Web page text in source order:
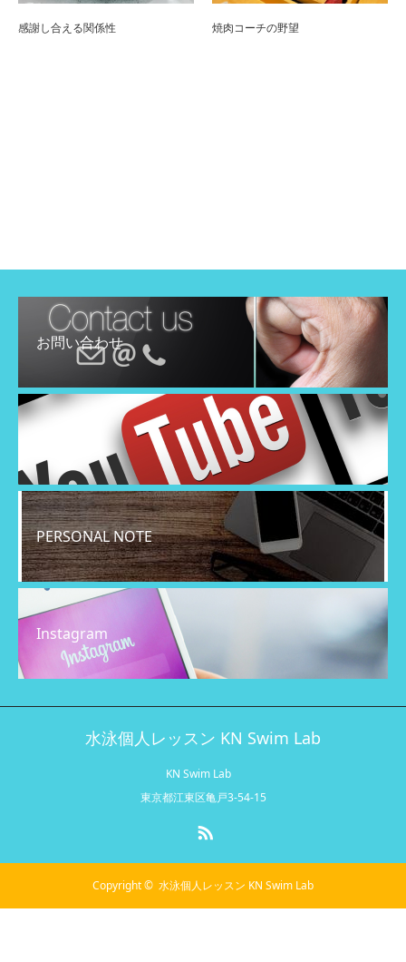
感謝し合える関係性 焼肉コーチの野望
お問い合わせ
PERSONAL NOTE
Instagram
水泳個人レッスン KN Swim Lab
KN Swim Lab
東京都江東区亀戸3-54-15
Copyright © 水泳個人レッスン KN Swim Lab